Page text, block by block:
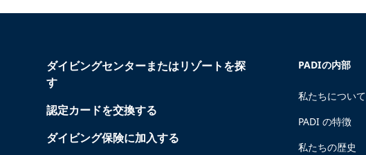
ダイビングセンターまたはリゾートを探
す
認定カードを交換する
ダイビング保険に加入する
PADIの内部
私たちについて
PADI の特徴
私たちの歴史